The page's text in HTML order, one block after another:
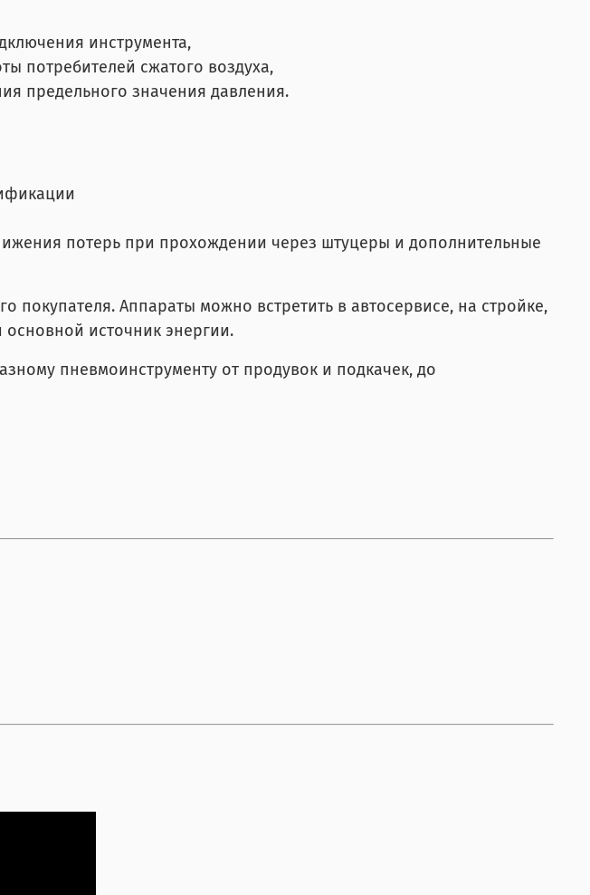
инструмента,
потребителей сжатого воздуха,
предельного значения давления.
потерь при прохождении через штуцеры и дополнительные
Аппараты можно встретить в автосервисе, на стройке,
основной источник энергии.
пневмоинструменту от продувок и подкачек, до